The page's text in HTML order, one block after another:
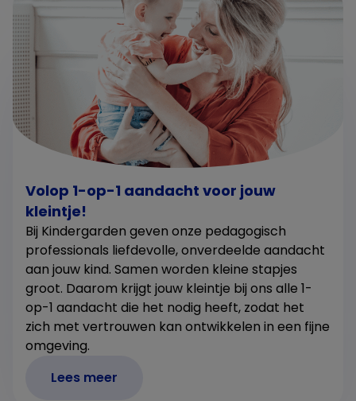
Volop 1-op-1 aandacht voor jouw
kleintje!
Bij Kindergarden geven onze pedagogisch
professionals liefdevolle, onverdeelde aandacht
aan jouw kind. Samen worden kleine stapjes
groot. Daarom krijgt jouw kleintje bij ons alle 1-
op-1 aandacht die het nodig heeft, zodat het
zich met vertrouwen kan ontwikkelen in een fijne
omgeving.
Lees meer